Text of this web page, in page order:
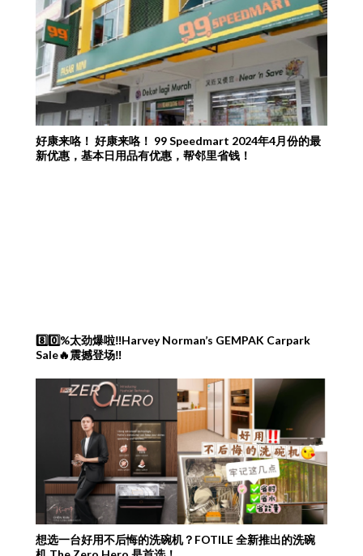
好康来咯！ 好康来咯！ 99 Speedmart 2024年4月份的最
新优惠，基本日用品有优惠，帮邻里省钱！
8️⃣0️⃣%太劲爆啦‼️Harvey Norman’s GEMPAK Carpark
Sale🔥震撼登场‼️
想选一台好用不后悔的洗碗机？FOTILE 全新推出的洗碗